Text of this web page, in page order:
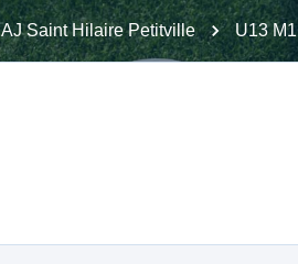
AJ Saint Hilaire Petitville U13 M1